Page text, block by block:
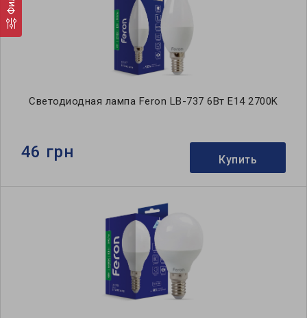
Светодиодная лампа Feron LB-737 6Вт E14 2700K
46 грн Купить